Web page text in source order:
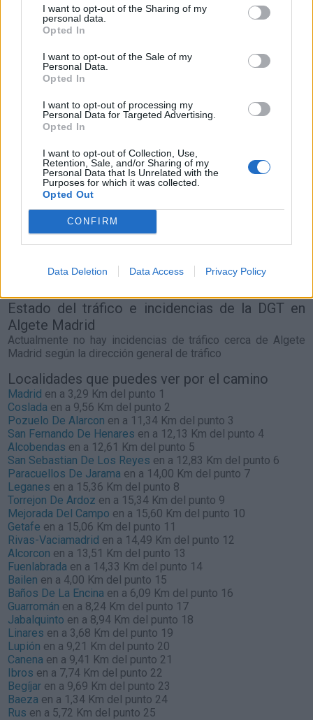
I want to opt-out of the Sharing of my
personal data.
Opted In
I want to opt-out of the Sale of my
Personal Data.
Opted In
I want to opt-out of processing my
Personal Data for Targeted Advertising.
Opted In
I want to opt-out of Collection, Use,
Retention, Sale, and/or Sharing of my
Personal Data that Is Unrelated with the
Purposes for which it was collected.
Opted Out
CONFIRM
Data Deletion Data Access Privacy Policy
Algete Madrid
combustible por litro
5l/100km 7l/100km
10l/100km
Gasolina 95
0,00€
Gasolina 98 0,00€ 24l.-34l.-
0,00€ 24l.-
0,00€
34
0,00€
49l.- 0,00€
Bio diesel 0,00€
0,00€
0,00€
Estado del tráfico e incidencias de la DGT en
Actualmente no hay incidencias de tráfico cerca de
Estado del tráfico e incidencias de la DGT en
Algete Madrid
Actualmente no hay incidencias de tráfico cerca de Algete
Madrid según la dirección general de tráfico
Localidades que puedes ver por el camino
Madrid en a 3,29 Km del punto 1
Coslada en a 9,56 Km del punto 2
Pozuelo De Alarcon en a 11,34 Km del punto 3
San Fernando De Henares en a 12,13 Km del punto 4
Alcobendas en a 12,61 Km del punto 5
San Sebastian De Los Reyes en a 12,83 Km del punto 6
Paracuellos De Jarama en a 14,00 Km del punto 7
Leganes en a 15,36 Km del punto 8
Torrejon De Ardoz en a 15,34 Km del punto 9
Mejorada Del Campo en a 15,60 Km del punto 10
Getafe en a 15,06 Km del punto 11
Rivas-Vaciamadrid en a 14,49 Km del punto 12
Alcorcon en a 13,51 Km del punto 13
Fuenlabrada en a 14,33 Km del punto 14
Bailen en a 4,00 Km del punto 15
Baños De La Encina en a 6,09 Km del punto 16
Guarromán en a 8,24 Km del punto 17
Jabalquinto en a 8,94 Km del punto 18
Linares en a 3,68 Km del punto 19
Lupión en a 9,21 Km del punto 20
Canena en a 9,41 Km del punto 21
Ibros en a 7,74 Km del punto 22
Begíjar en a 9,69 Km del punto 23
Baeza en a 1,34 Km del punto 24
Rus en a 5,72 Km del punto 25